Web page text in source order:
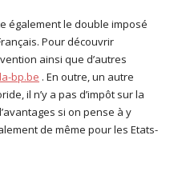
également le double imposé
Pour découvrir
ainsi que d’autres
bp.be . En outre, un autre
il n’y a pas d’impôt sur la
si on pense à y
de même pour les Etats-